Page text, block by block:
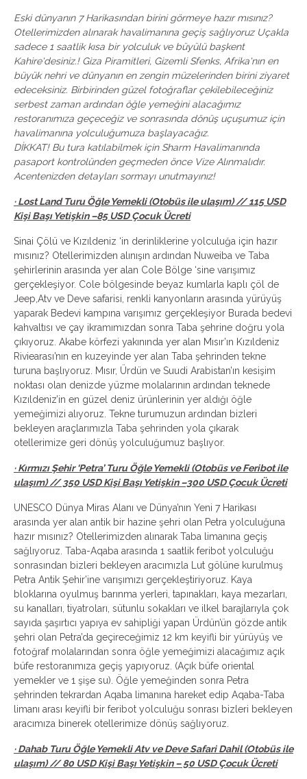
Eski dünyanın 7 Harikasından birini görmeye hazır mısınız?
Otellerimizden alınarak havalimanına geçiş sağlıyoruz Uçakla
sadece 1 saatlik kısa bir yolculuk ve büyülü başkent
Kahire'desiniz.! Giza Piramitleri, Gizemli Sfenks, Afrika'nın en
büyük nehri ve dünyanın en zengin müzelerinden birini ziyaret
edeceksiniz. Birbirinden güzel fotoğraflar çekilebileceğiniz
serbest zaman ardından öğle yemeğini alacağımız
restoranımıza geçeceğiz ve sonrasında dönüş uçuşumuz için
havalimanına yolculuğumuza başlayacağız.
DİKKAT! Bu tura katılabilmek için Sharm Havalimanında
pasaport kontrolünden geçmeden önce Vize Alınmalıdır.
Acentenizden detayları sormayı unutmayınız!
· Lost Land Turu Öğle Yemekli (Otobüs ile ulaşım) // 115 USD
Kişi Başı Yetişkin –85 USD Çocuk Ücreti
Sinai Çölü ve Kızıldeniz ‘in derinliklerine yolculuğa için hazır
mısınız? Otellerimizden alınışın ardından Nuweiba ve Taba
şehirlerinin arasında yer alan Cole Bölge ‘sine varışımız
gerçekleşiyor. Cole bölgesinde beyaz kumlarla kaplı çöl de
Jeep,Atv ve Deve safarisi, renkli kanyonların arasında yürüyüş
yaparak Bedevi kampına varışımız gerçekleşiyor Burada bedevi
kahvaltısı ve çay ikramımızdan sonra Taba şehrine doğru yola
çıkıyoruz. Akabe körfezi yakınında yer alan Mısır’ın Kızıldeniz
Riviearası’nın en kuzeyinde yer alan Taba şehrinden tekne
turuna başlıyoruz. Mısır, Ürdün ve Suudi Arabistan’ın kesişim
noktası olan denizde yüzme molalarının ardından teknede
Kızıldeniz’in en güzel deniz ürünlerinin yer aldığı öğle
yemeğimizi alıyoruz. Tekne turumuzun ardından bizleri
bekleyen araçlarımızla Taba şehrinden yola çıkarak
otellerimize geri dönüş yolculuğumuz başlıyor.
· Kırmızı Şehir ‘Petra’ Turu Öğle Yemekli (Otobüs ve Feribot ile
ulaşım) // 350 USD Kişi Başı Yetişkin –300 USD Çocuk Ücreti
UNESCO Dünya Miras Alanı ve Dünya’nın Yeni 7 Harikası
arasında yer alan antik bir hazine şehri olan Petra yolculuğuna
hazır mısınız? Otellerimizden alınarak Taba limanına geçiş
sağlıyoruz. Taba-Aqaba arasında 1 saatlik feribot yolculuğu
sonrasından bizleri bekleyen aracımızla Lut gölüne kurulmuş
Petra Antik Şehir’ine varışımızı gerçekleştiriyoruz. Kaya
bloklarına oyulmuş barınma yerleri, tapınakları, kaya mezarları,
su kanalları, tiyatroları, sütunlu sokakları ve ilkel barajlarıyla çok
sayıda şaşırtıcı yapıya ev sahipliği yapan Ürdün’ün gözde antik
şehri olan Petra’da geçireceğimiz 12 km keyifli bir yürüyüş ve
fotoğraf molalarından sonra öğle yemeğimizi alacağımız açık
büfe restoranımıza geçiş yapıyoruz. (Açık büfe oriental
yemekler ve 1 şişe su). Öğle yemeğinden sonra Petra
şehrinden tekrardan Aqaba limanına hareket edip Aqaba-Taba
limanı arası keyifli bir feribot yolculuğu sonrası bizleri bekleyen
aracımıza binerek otellerimize dönüş sağlıyoruz.
· Dahab Turu Öğle Yemekli Atv ve Deve Safari Dahil (Otobüs ile
ulaşım) // 80 USD Kişi Başı Yetişkin – 50 USD Çocuk Ücreti